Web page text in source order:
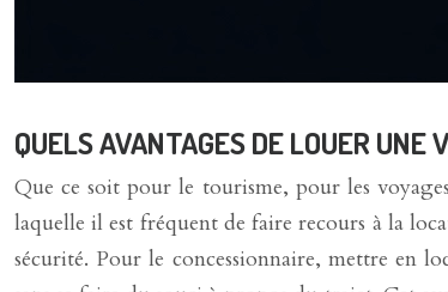
QUELS AVANTAGES DE LOUER UNE
Que ce soit pour le tourisme, pour les
laquelle il est fréquent de faire recours à la
sécurité. Pour le concessionnaire, mettre en